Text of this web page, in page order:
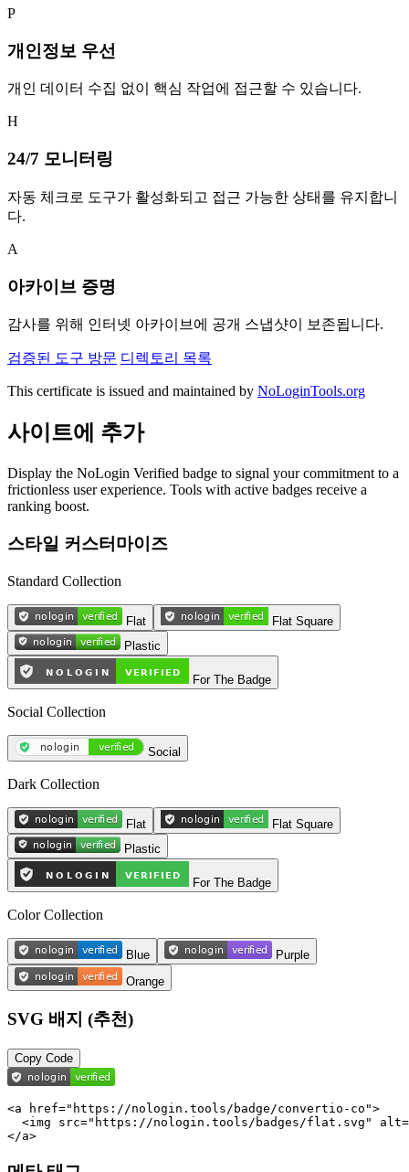
P
개인정보 우선
개인 데이터 수집 없이 핵심 작업에 접근할 수 있습니다.
H
24/7 모니터링
자동 체크로 도구가 활성화되고 접근 가능한 상태를 유지합니
다.
A
아카이브 증명
감사를 위해 인터넷 아카이브에 공개 스냅샷이 보존됩니다.
검증된 도구 방문 디렉토리 목록
This certificate is issued and maintained by NoLoginTools.org
사이트에 추가
Display the NoLogin Verified badge to signal your commitment to a
frictionless user experience. Tools with active badges receive a
ranking boost.
스타일 커스터마이즈
Standard Collection
Flat
Flat Square
Plastic
For The Badge
Social Collection
Social
Dark Collection
Flat
Flat Square
Plastic
For The Badge
Color Collection
Blue
Purple
Orange
SVG 배지 (추천)
Copy Code
<a href="https://nologin.tools/badge/convertio-co">
<img src="https://nologin.tools/badges/flat.svg"
</a>